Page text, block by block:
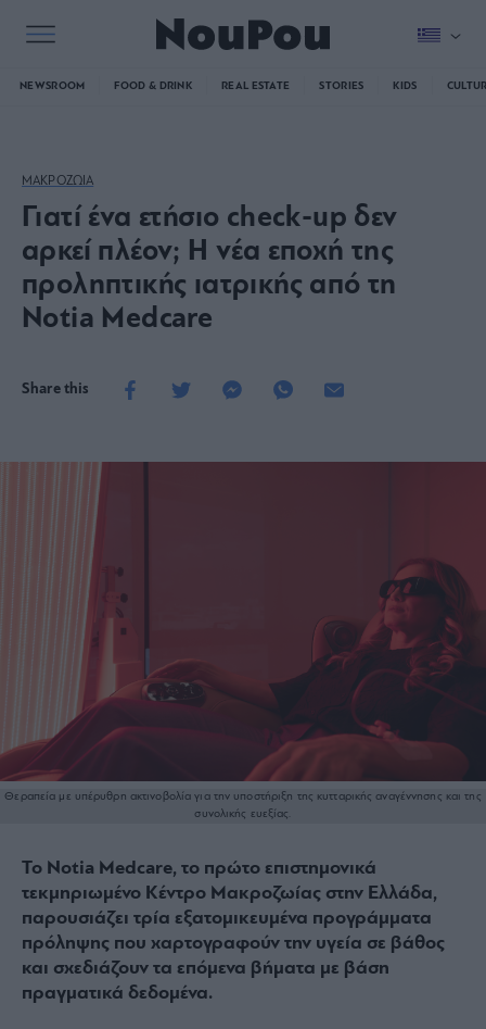
NEWSROOM FOOD & DRINK REAL ESTATE STORIES KIDS
ΜΑΚΡΟΖΩΙΑ
Γιατί ένα ετήσιο check-up δεν
αρκεί πλέον; Η νέα εποχή της
προληπτικής ιατρικής από τη
Notia Medcare
Share this
Θεραπεία με υπέρυθρη ακτινοβολία για την υποστήριξη της κυτταρικής αναγέννησης και της
συνολικής ευεξίας.
Το Notia Medcare, το πρώτο επιστημονικά
τεκμηριωμένο Κέντρο Μακροζωίας στην Ελλάδα,
παρουσιάζει τρία εξατομικευμένα προγράμματα
πρόληψης που χαρτογραφούν την υγεία σε βάθος
και σχεδιάζουν τα επόμενα βήματα με βάση
πραγματικά δεδομένα.